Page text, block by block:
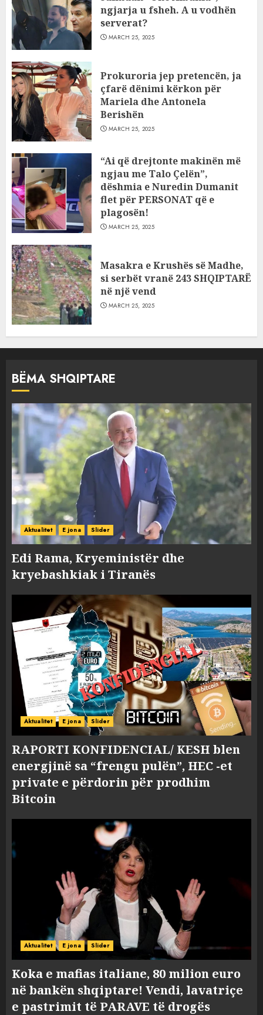
ngjarja u fsheh. A u vodhën
serverat?
MARCH 25, 2025
Prokuroria jep pretencën, ja
çfarë dënimi kërkon për
Mariela dhe Antonela
Berishën
MARCH 25, 2025
“Ai që drejtonte makinën më
ngjau me Talo Çelën”,
dëshmia e Nuredin Dumanit
flet për PERSONAT që e
plagosën!
MARCH 25, 2025
Masakra e Krushës së Madhe,
si serbët vranë 243 SHQIPTARË
në një vend
MARCH 25, 2025
BËMA SHQIPTARE
Aktualitet E jona Slider
Edi Rama, Kryeministër dhe
kryebashkiak i Tiranës
Aktualitet E jona Slider
RAPORTI KONFIDENCIAL/ KESH blen
energjinë sa “frengu pulën”, HEC -et
private e përdorin për prodhim
Bitcoin
Aktualitet E jona Slider
Koka e mafias italiane, 80 milion euro
në bankën shqiptare! Vendi, lavatriçe
e pastrimit të PARAVE të drogës